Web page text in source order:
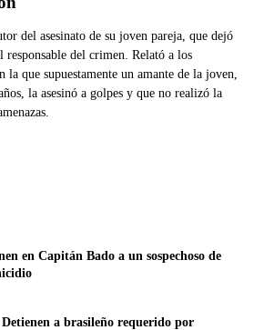
del asesinato de su joven pareja, que dejó
responsable del crimen. Relató a los
que supuestamente un amante de la joven,
la asesinó a golpes y que no realizó la
en Capitán Bado a un sospechoso de
a brasileño requerido por